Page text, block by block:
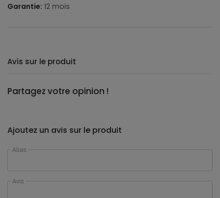
Garantie: 12 mois
Avis sur le produit
Partagez votre opinion !
Ajoutez un avis sur le produit
Alias
Avis